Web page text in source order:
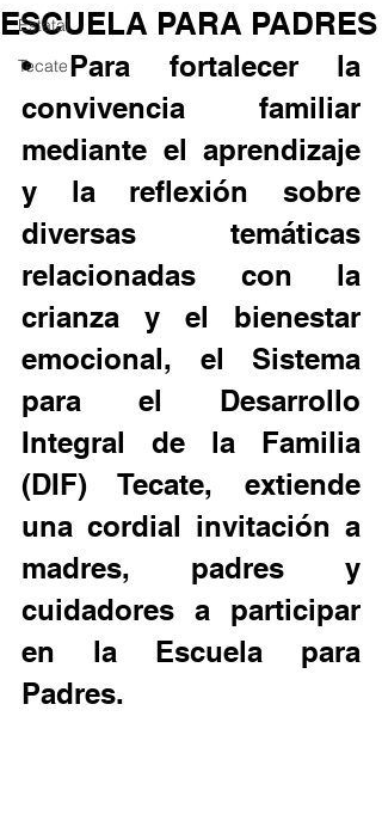
Estatal
Tecate
ESCUELA PARA PADRES
• Para fortalecer la
convivencia familiar
mediante el aprendizaje
y la reflexión sobre
diversas temáticas
relacionadas con la
crianza y el bienestar
emocional, el Sistema
para el Desarrollo
Integral de la Familia
(DIF) Tecate, extiende
una cordial invitación a
madres, padres y
cuidadores a participar
en la Escuela para
Padres.